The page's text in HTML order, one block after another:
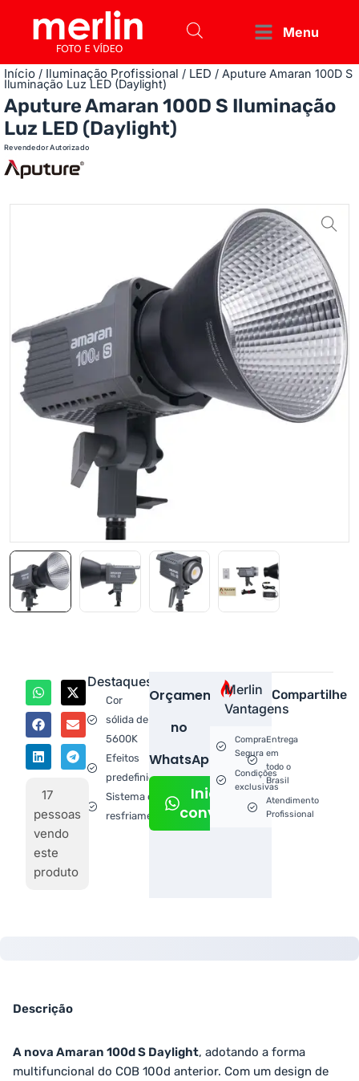
Menu
Início / Iluminação Profissional / LED / Aputure Amaran 100D S
Iluminação Luz LED (Daylight)
Aputure Amaran 100D S Iluminação
Luz LED (Daylight)
Revendedor Autorizado
Destaques
Cor
sólida de
5600K
Efeitos
predefinidos
Sistema de
resfriamento
Orçamento
no
WhatsApp!
Iniciar
conversa
Compartilhe
17
pessoas
vendo
este
produto
Merlin
Vantagens
Compra
Segura
Condições
exclusivas
Entrega
em
todo o
Brasil
Atendimento
Profissional
Descrição
A nova Amaran 100d S Daylight, adotando a forma
multifuncional do COB 100d anterior. Com um design de